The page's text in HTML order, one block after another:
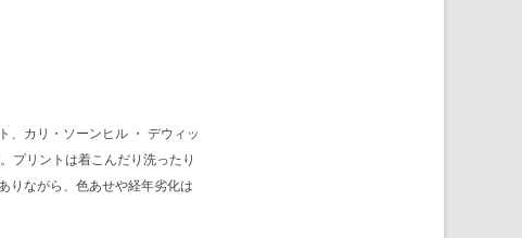
、カリ・ソーンヒル ・ デウィッ
プリントは着こんだり洗ったり
りながら、色あせや経年劣化は